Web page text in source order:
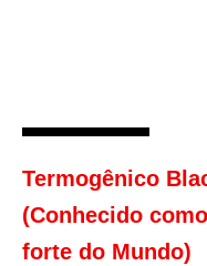
Termogênico
(Conhecido
forte do Mundo)